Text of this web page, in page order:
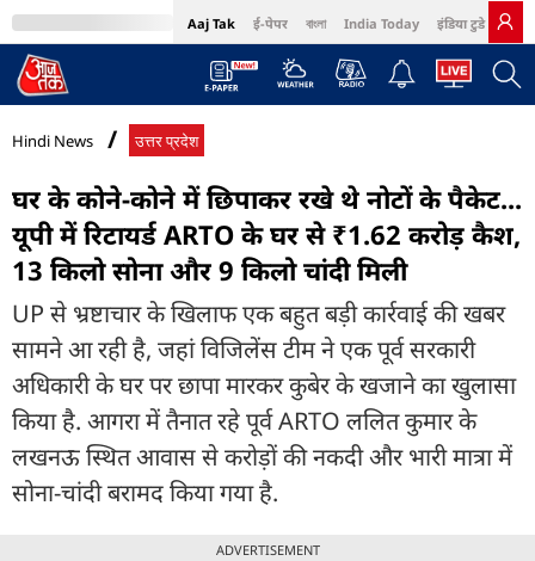
Aaj Tak ई-पेपर বাংলা India Today इंडिया टुडे हिंदी
MumbaiTak Cosmopolitan Harper's Bazaar Northeast
Hindi News उत्तर प्रदेश
घर के कोने-कोने में छिपाकर रखे थे नोटों के पैकेट...
यूपी में रिटायर्ड ARTO के घर से ₹1.62 करोड़ कैश,
13 किलो सोना और 9 किलो चांदी मिली
UP से भ्रष्टाचार के खिलाफ एक बहुत बड़ी कार्रवाई की खबर
सामने आ रही है, जहां विजिलेंस टीम ने एक पूर्व सरकारी
अधिकारी के घर पर छापा मारकर कुबेर के खजाने का खुलासा
किया है. आगरा में तैनात रहे पूर्व ARTO ललित कुमार के
लखनऊ स्थित आवास से करोड़ों की नकदी और भारी मात्रा में
सोना-चांदी बरामद किया गया है.
ADVERTISEMENT